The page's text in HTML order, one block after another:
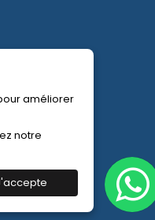
améliorer
notre